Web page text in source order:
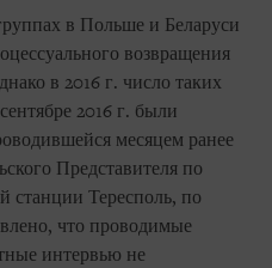
в Польше и Беларуси
возвращения
в 2016 г. число таких
2016 г. были
месяцем ранее
Представителя по
станции Тересполь, по
что проводимые
интервью не